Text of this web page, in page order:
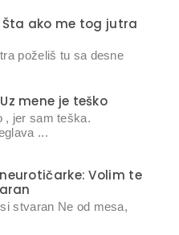
Šta ako me tog jutra
poželiš tu sa desne
mene je teško
, jer sam teška.
...
Volim te
stvaran Ne od mesa,